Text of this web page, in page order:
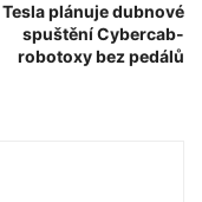
Tesla plánuje dubnové
spuštění Cybercab-
robotoxy bez pedálů